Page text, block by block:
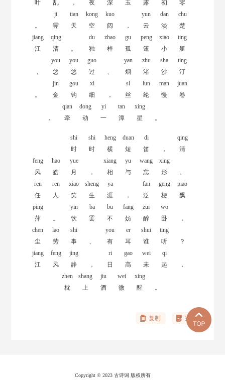
叶
乱
，
夜
深
玉
露
初
零
。
ji
霁
tian
天
kong
空
kuo
阔
，
yun
云
dan
淡
chu
楚
jiang
江
qing
清
。
du
独
zhao
棹
gu
孤
peng
篷
xiao
小
ting
艇
，
you
悠
you
悠
guo
过
、
yan
烟
zhu
渚
sha
沙
ting
汀
。
jin
金
gou
钩
xi
细
，
si
丝
lun
纶
man
慢
juan
卷
，
qian
牵
dong
动
yi
一
tan
潭
xing
星
。
shi
时
shi
时
heng
横
duan
短
di
笛
，
qing
清
feng
风
hao
皓
yue
月
，
xiang
相
yu
与
wang
忘
xing
形
。
ren
任
ren
人
xiao
笑
sheng
生
ya
涯
，
fan
泛
geng
梗
piao
飘
ping
萍
。
yin
饮
ba
罢
bu
不
fang
妨
zui
醉
wo
卧
，
chen
尘
lao
劳
shi
事
、
you
有
er
耳
shui
谁
ting
听
？
jiang
江
feng
风
jing
静
，
ri
日
gao
高
wei
未
qi
起
，
zhen
枕
shang
上
jiu
酒
wei
微
xing
醒
。
复制 完善
Copyright © 2023 古诗词 版权所有